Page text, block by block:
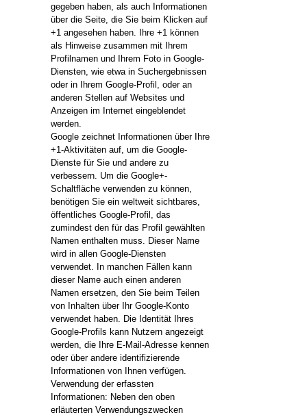
gegeben haben, als auch Informationen
über die Seite, die Sie beim Klicken auf
+1 angesehen haben. Ihre +1 können
als Hinweise zusammen mit Ihrem
Profilnamen und Ihrem Foto in Google-
Diensten, wie etwa in Suchergebnissen
oder in Ihrem Google-Profil, oder an
anderen Stellen auf Websites und
Anzeigen im Internet eingeblendet
werden.
Google zeichnet Informationen über Ihre
+1-Aktivitäten auf, um die Google-
Dienste für Sie und andere zu
verbessern. Um die Google+-
Schaltfläche verwenden zu können,
benötigen Sie ein weltweit sichtbares,
öffentliches Google-Profil, das
zumindest den für das Profil gewählten
Namen enthalten muss. Dieser Name
wird in allen Google-Diensten
verwendet. In manchen Fällen kann
dieser Name auch einen anderen
Namen ersetzen, den Sie beim Teilen
von Inhalten über Ihr Google-Konto
verwendet haben. Die Identität Ihres
Google-Profils kann Nutzern angezeigt
werden, die Ihre E-Mail-Adresse kennen
oder über andere identifizierende
Informationen von Ihnen verfügen.
Verwendung der erfassten
Informationen: Neben den oben
erläuterten Verwendungszwecken